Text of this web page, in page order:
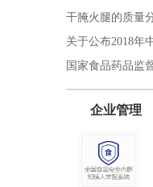
干腌火腿的质量
关于公布2018年
企业管理